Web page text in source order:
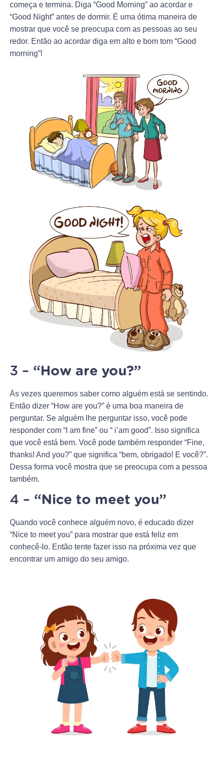
começa e termina. Diga “Good Morning” ao acordar e
“Good Night” antes de dormir. É uma ótima maneira de
mostrar que você se preocupa com as pessoas ao seu
redor. Então ao acordar diga em alto e bom tom “Good
morning”!
3 – “How are you?”
Às vezes queremos saber como alguém está se sentindo.
Então dizer “How are you?” é uma boa maneira de
perguntar. Se alguém lhe perguntar isso, você pode
responder com “I am fine” ou “ i’am good”. Isso significa
que você está bem. Você pode também responder “Fine,
thanks! And you?” que significa “bem, obrigado! E você?”.
Dessa forma você mostra que se preocupa com a pessoa
também.
4 – “Nice to meet you”
Quando você conhece alguém novo, é educado dizer
“Nice to meet you” para mostrar que está feliz em
conhecê-lo. Então tente fazer isso na próxima vez que
encontrar um amigo do seu amigo.